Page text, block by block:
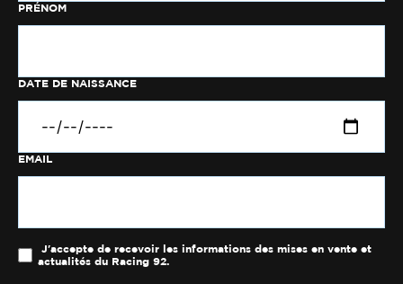
PRÉNOM
DATE DE NAISSANCE
EMAIL
J'accepte de recevoir les informations des mises en vente et
actualités du Racing 92.